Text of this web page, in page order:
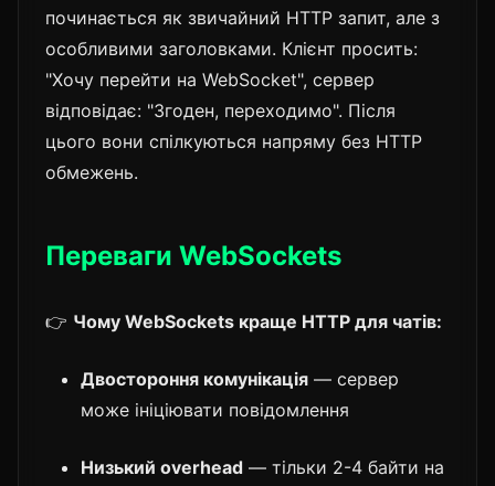
починається як звичайний HTTP запит, але з
особливими заголовками. Клієнт просить:
"Хочу перейти на WebSocket", сервер
відповідає: "Згоден, переходимо". Після
цього вони спілкуються напряму без HTTP
обмежень.
Переваги WebSockets
👉 Чому WebSockets краще HTTP для чатів:
Двостороння комунікація — сервер
може ініціювати повідомлення
Низький overhead — тільки 2-4 байти на